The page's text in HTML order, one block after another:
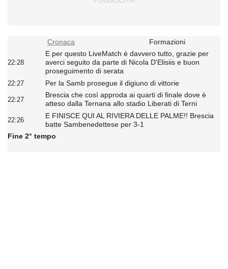
Cronaca Formazioni
22:28
E per questo LiveMatch è davvero tutto, grazie per
averci seguito da parte di Nicola D'Elisiis e buon
proseguimento di serata
22:27 Per la Samb prosegue il digiuno di vittorie
22:27
Brescia che così approda ai quarti di finale dove è
atteso dalla Ternana allo stadio Liberati di Terni
22:26
E FINISCE QUI AL RIVIERA DELLE PALME!! Brescia
batte Sambenedettese per 3-1
Fine 2° tempo